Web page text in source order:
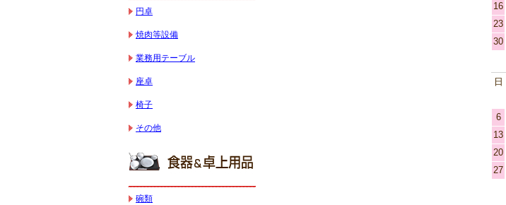
円卓
焼肉等設備
業務用テーブル
座卓
椅子
その他
碗類
16
23
30
日
6
13
20
27